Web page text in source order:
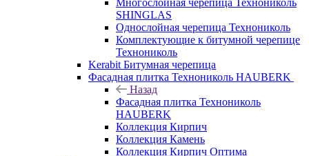
Многослойная черепица Технониколь
SHINGLAS
Однослойная черепица Технониколь
Комплектующие к битумной черепице
Технониколь
Kerabit Битумная черепица
Фасадная плитка Технониколь HAUBERK
Назад
Фасадная плитка Технониколь
HAUBERK
Кол​лекция Кирпич
Кол​лекция Камень
Коллекция Кирпич Оптима